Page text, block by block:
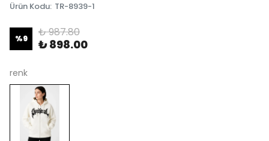
Ürün Kodu: TR-8939-1
%9 ₺ 987.80
₺ 898.00
renk